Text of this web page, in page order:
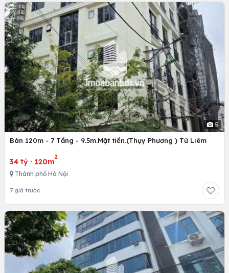
5
Bán 120m - 7 Tầng - 9.5m.Mặt tiền.(Thụy Phương ) Từ Liêm
34 tỷ · 120m
2
Thành phố Hà Nội
7 giờ trước